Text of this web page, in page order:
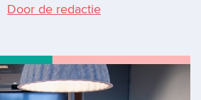
Door de redactie